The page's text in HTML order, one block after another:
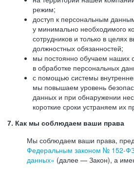
режим;
доступ к персональным
у минимально необходимого
сотрудников и только в целях
должностных обязанностей;
мы постоянно обучаем наших
в обработке персональных
с помощью системы
мы повышаем уровень
данных и при обнаружении
короткие сроки устраняем их
7. Как мы соблюдаем ваши права
Мы соблюдаем ваши права,
Федеральным законом № 152-
данных» (далее — Закон), а